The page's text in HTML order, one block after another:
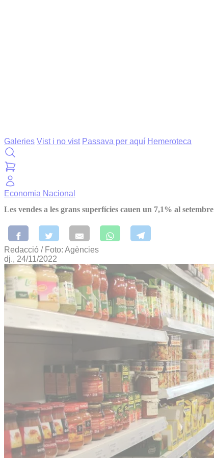
Galeries Vist i no vist Passava per aquí Hemeroteca
Economia Nacional
Les vendes a les grans superfícies cauen un 7,1% al setembre
Redacció / Foto: Agències
dj., 24/11/2022